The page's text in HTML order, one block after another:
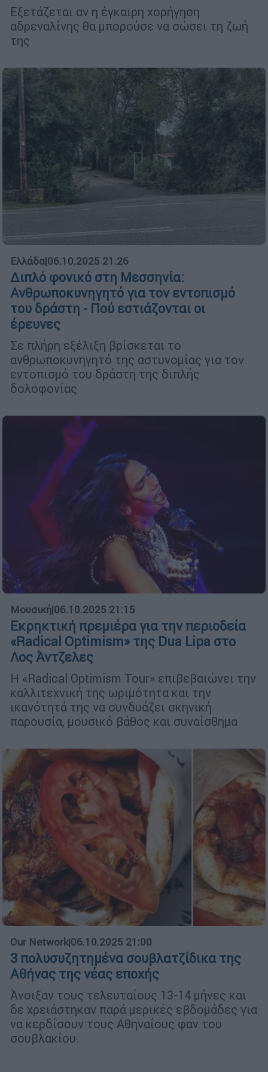
Εξετάζεται αν η έγκαιρη χορήγηση
αδρεναλίνης θα μπορούσε να σώσει τη ζωή
της
Ελλάδα|06.10.2025 21:26
Διπλό φονικό στη Μεσσηνία:
Ανθρωποκυνηγητό για τον εντοπισμό
του δράστη - Πού εστιάζονται οι
έρευνες
Σε πλήρη εξέλιξη βρίσκεται το
ανθρωποκυνηγητό της αστυνομίας για τον
εντοπισμό του δράστη της διπλής
δολοφονίας
Μουσική|06.10.2025 21:15
Εκρηκτική πρεμιέρα για την περιοδεία
«Radical Optimism» της Dua Lipa στο
Λος Άντζελες
Η «Radical Optimism Tour» επιβεβαιώνει την
καλλιτεχνική της ωριμότητα και την
ικανότητά της να συνδυάζει σκηνική
παρουσία, μουσικό βάθος και συναίσθημα
Our Network|06.10.2025 21:00
3 πολυσυζητημένα σουβλατζίδικα της
Αθήνας της νέας εποχής
Άνοιξαν τους τελευταίους 13-14 μήνες και
δε χρειάστηκαν παρά μερικές εβδομάδες για
να κερδίσουν τους Αθηναίους φαν του
σουβλακίου.